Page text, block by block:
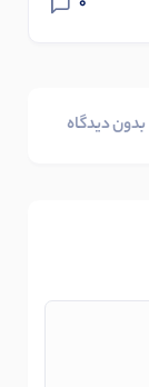
بدون دیدگاه